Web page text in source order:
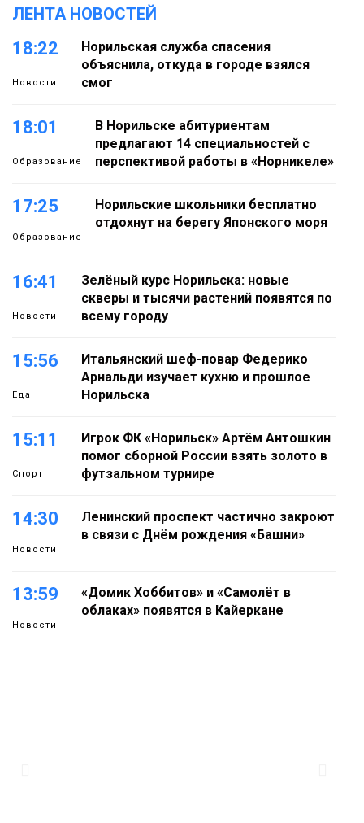
ЛЕНТА НОВОСТЕЙ
18:22
Новости
Норильская служба спасения
объяснила, откуда в городе взялся
смог
18:01
Образование
В Норильске абитуриентам
предлагают 14 специальностей с
перспективой работы в «Норникеле»
17:25
Образование
Норильские школьники бесплатно
отдохнут на берегу Японского моря
16:41
Новости
Зелёный курс Норильска: новые
скверы и тысячи растений появятся по
всему городу
15:56
Еда
Итальянский шеф-повар Федерико
Арнальди изучает кухню и прошлое
Норильска
15:11
Спорт
Игрок ФК «Норильск» Артём Антошкин
помог сборной России взять золото в
футзальном турнире
14:30
Новости
Ленинский проспект частично закроют
в связи с Днём рождения «Башни»
13:59
Новости
«Домик Хоббитов» и «Самолёт в
облаках» появятся в Кайеркане